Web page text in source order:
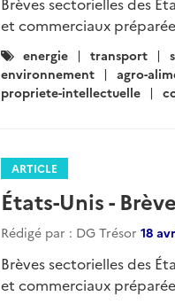
et commerciaux
Catégories
:
energie transport
environnement
agro-
propriete-intellectuelle
ARTICLE
États-Unis -
Rédigé par : DG Trésor 18
Brèves sectorielles des
et commerciaux